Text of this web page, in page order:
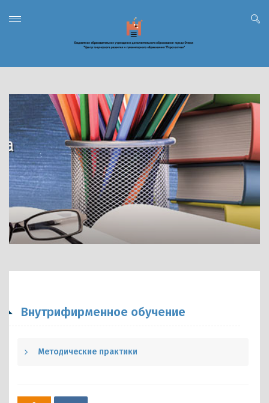
Внутрифирменное обучение
Методические практики